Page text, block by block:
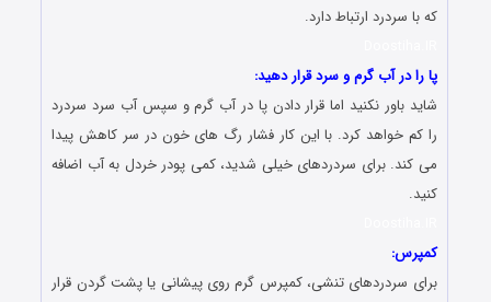
که با سردرد ارتباط دارد.
پا را در آب گرم و سرد قرار دهید:
شاید باور نکنید اما قرار دادن پا در آب گرم و سپس آب سرد سردرد
را کم خواهد کرد. با این کار فشار رگ های خون در سر کاهش پیدا
می کند. برای سردردهای خیلی شدید، کمی پودر خردل به آب اضافه
کنید.
کمپرس:
برای سردردهای تنشی، کمپرس گرم روی پیشانی یا پشت گردن قرار